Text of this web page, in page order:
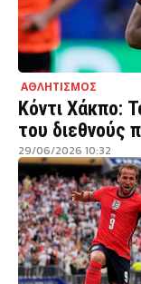
ΑΘΛΗΤΙΣΜΟΣ
Κόντι Χάκπο:
του διεθνούς
29/06/2026 10:32